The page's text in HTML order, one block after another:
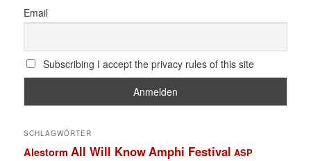
Email
Subscribing I accept the privacy rules of this site
SCHLAGWÖRTER
Alestorm All Will KnowAmphi Festival ASP